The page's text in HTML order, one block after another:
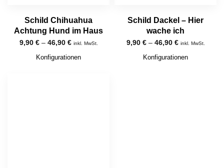
Schild Chihuahua
Achtung Hund im Haus
9,90 €– 46,90 € inkl. MwSt.
Konfigurationen
Schild Dackel – Hier
wache ich
9,90 €– 46,90 € inkl. MwSt.
Konfigurationen